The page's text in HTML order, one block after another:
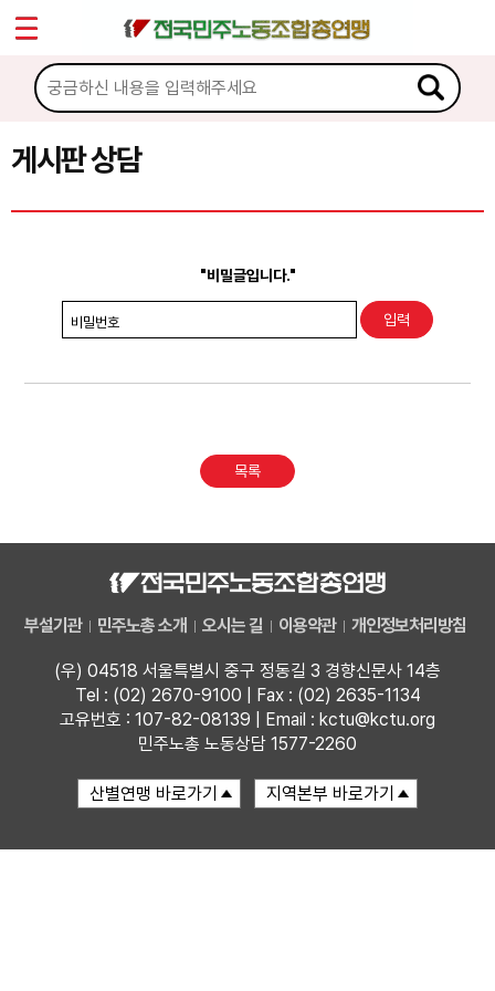
게시판 상담
"비밀글입니다."
비밀번호
목록
부설기관 민주노총 소개 오시는 길 이용약관 개인정보처리방침
(우) 04518 서울특별시 중구 정동길 3 경향신문사 14층
Tel : (02) 2670-9100 | Fax : (02) 2635-1134
고유번호 : 107-82-08139 | Email : kctu@kctu.org
민주노총 노동상담 1577-2260
마이페이지
소개
소식
노동상담
권리찾기수첩 검색
찾아보기
Sketchbook5, 스케치북5
Sketchbook5, 스케치북5